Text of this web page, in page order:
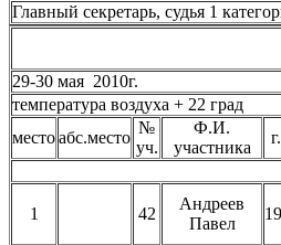
Главный
29-30 мая 2010г.
температура воздуха + 22 град
местоабс.место
№
уч.
Ф.И.
участника
1 42
Андреев
Павел